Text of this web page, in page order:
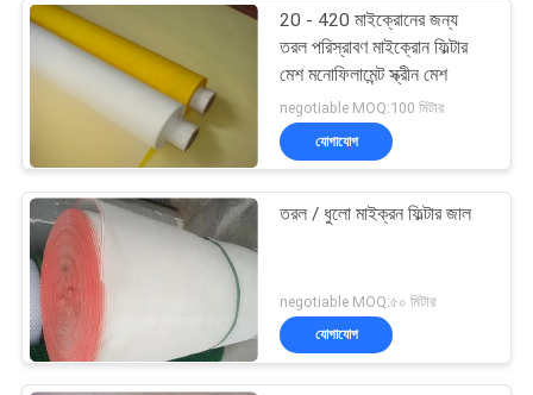
20 - 420 মাইক্রোনের জন্য
তরল পরিস্রাবণ মাইক্রোন ফিল্টার
মেশ মনোফিলামেন্ট স্ক্রীন মেশ
negotiable MOQ:100 মিটার
যোগাযোগ
তরল / ধুলো মাইক্রন ফিল্টার জাল
negotiable MOQ:৫০ মিটার
যোগাযোগ